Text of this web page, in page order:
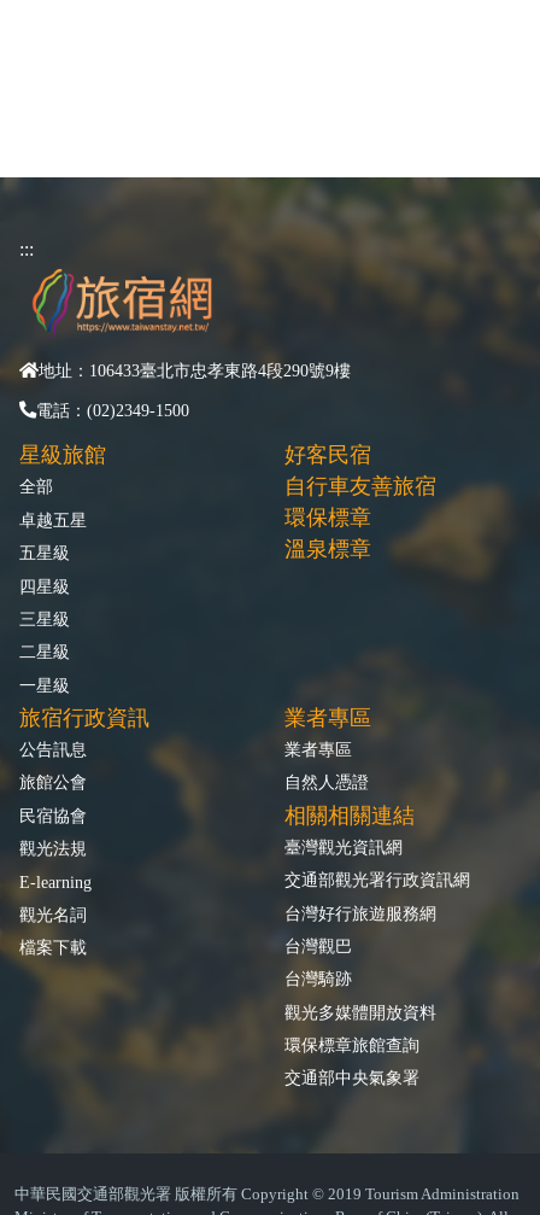
:::
地址：106433臺北市忠孝東路4段290號9樓
電話：(02)2349-1500
星級旅館
全部
卓越五星
五星級
四星級
三星級
二星級
一星級
好客民宿
自行車友善旅宿
環保標章
溫泉標章
旅宿行政資訊
公告訊息
旅館公會
民宿協會
觀光法規
E-learning
觀光名詞
檔案下載
業者專區
業者專區
自然人憑證
相關相關連結
臺灣觀光資訊網
交通部觀光署行政資訊網
台灣好行旅遊服務網
台灣觀巴
台灣騎跡
觀光多媒體開放資料
環保標章旅館查詢
交通部中央氣象署
中華民國交通部觀光署 版權所有 Copyright © 2019 Tourism Administration